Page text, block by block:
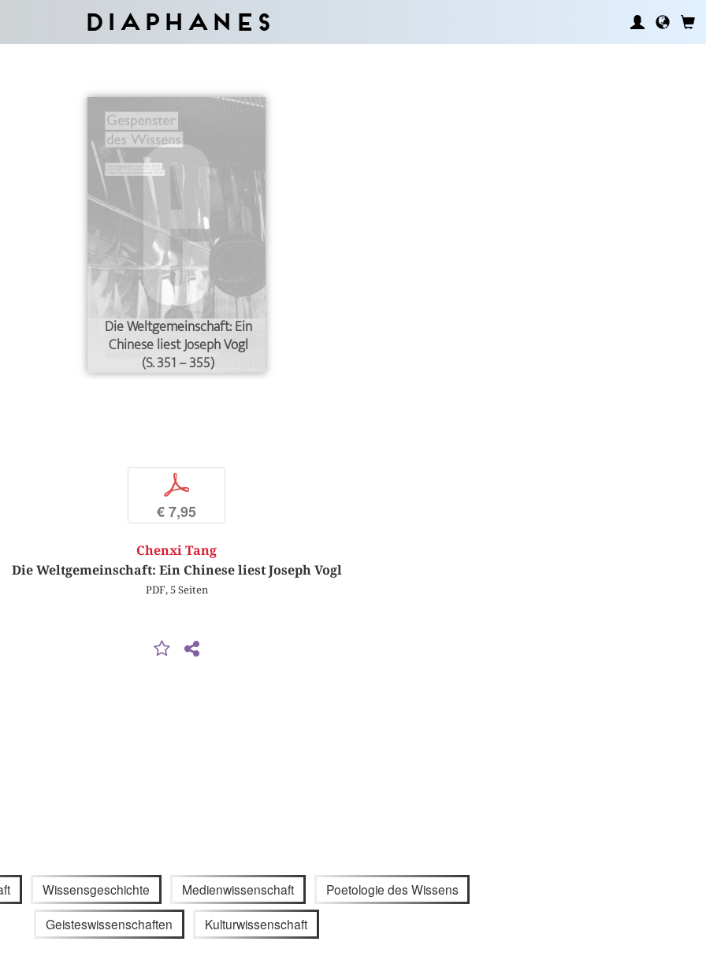
Diaphanes
Die Weltgemeinschaft: Ein
Chinese liest Joseph Vogl
(S. 351 – 355)
p
€ 7,95
Chenxi Tang
Die Weltgemeinschaft: Ein Chinese liest Joseph Vogl
PDF, 5 Seiten
Wissensgeschichte Medienwissenschaft Poetologie des Wissens
Geisteswissenschaften Kulturwissenschaft